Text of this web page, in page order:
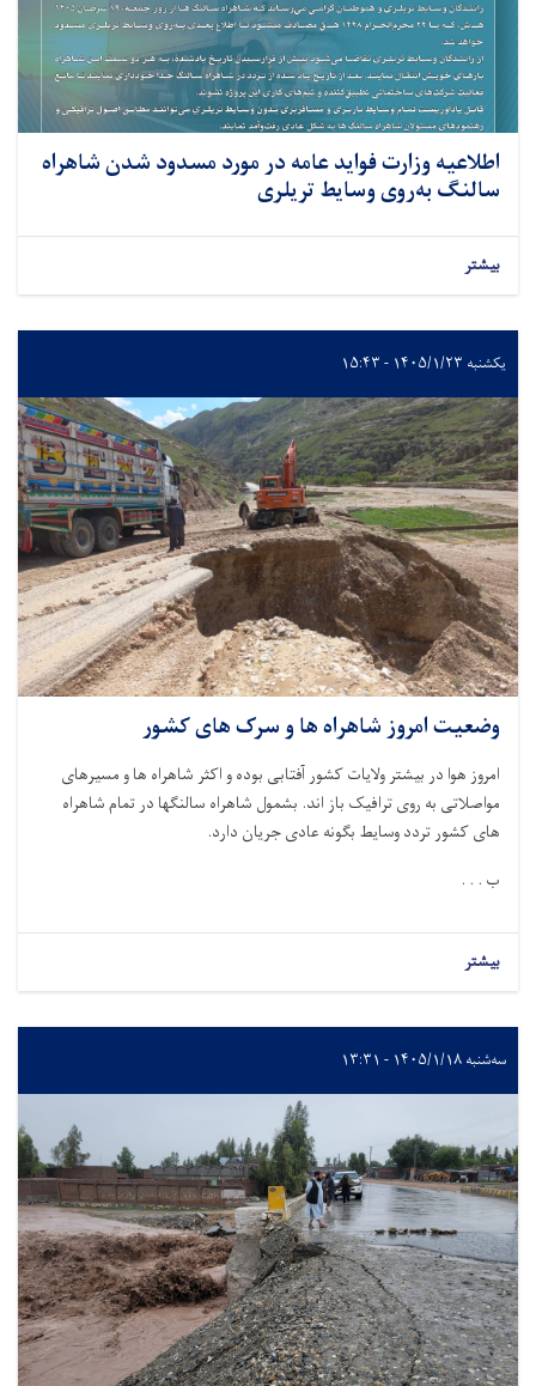
اطلاعیه وزارت فواید عامه در مورد مسدود شدن شاهراه
سالنگ به‌روی وسایط تریلری
بیشتر
یکشنبه ۱۴۰۵/۱/۲۳ - ۱۵:۴۳
وضعیت امروز شاهراه ها و سرک های کشور
امروز هوا در بیشتر ولایات کشور آفتابی بوده و اکثر شاهراه ها و مسیرهای
مواصلاتی به روی ترافیک باز اند. بشمول شاهراه سالنگها در تمام شاهراه
های کشور تردد وسایط بگونه عادی جریان دارد.
ب . . .
بیشتر
سه‌شنبه ۱۴۰۵/۱/۱۸ - ۱۳:۳۱